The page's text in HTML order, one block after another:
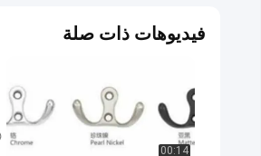
فيديوهات ذات صلة
00:14